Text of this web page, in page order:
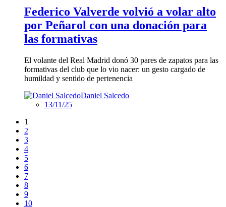
Federico Valverde volvió a volar alto
por Peñarol con una donación para
las formativas
El volante del Real Madrid donó 30 pares de zapatos para las
formativas del club que lo vio nacer: un gesto cargado de
humildad y sentido de pertenencia
Daniel Salcedo
13/11/25
1
2
3
4
5
6
7
8
9
10